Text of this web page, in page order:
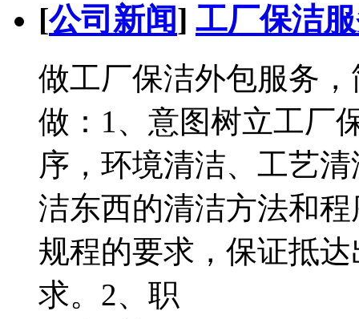
[公司新闻] 工厂保洁
做工厂保洁外包服务
做：1、意图树立工厂
序，环境清洁、工艺
洁东西的清洁方法和
规程的要求，保证抵
求。2、职